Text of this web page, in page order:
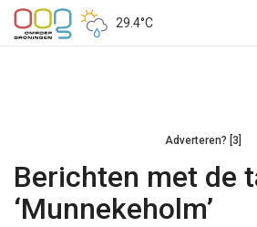
29.4°C
Adverteren? [3]
Berichten met de
‘Munnekeholm’